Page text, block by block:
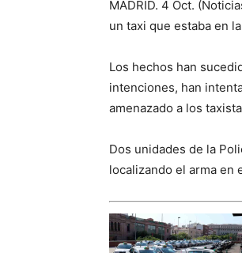
MADRID. 4 Oct.
un taxi que estaba en
Los hechos han
intenciones, han
amenazado a los
Dos unidades de la
localizando el arma en